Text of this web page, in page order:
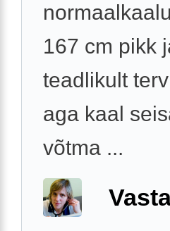
167 cm pikk
teadlikult
aga kaal
võtma ...